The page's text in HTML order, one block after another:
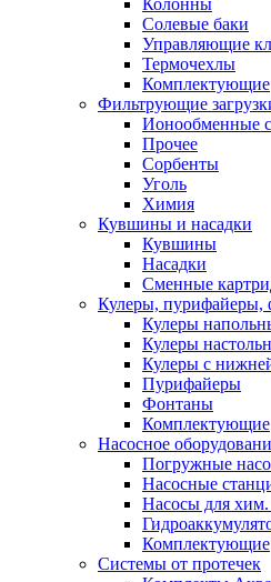
Колонны
Солевые баки
Управляющие
Термочехлы
Комплектующие
Фильтрующие
Ионообменные
Прочее
Сорбенты
Уголь
Химия
Кувшины и насадки
Кувшины
Насадки
Сменные
Кулеры, пурифайеры,
Кулеры
Кулеры
Кулеры с
Пурифайеры
Фонтаны
Комплектующие
Насосное
Погружные
Насосные
Насосы для хим.
Комплектующие
Системы от протечек